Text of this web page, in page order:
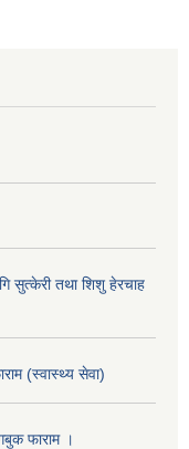
सुत्केरी तथा शिशु हेरचाह
(स्वास्थ्य सेवा)
फाराम ।